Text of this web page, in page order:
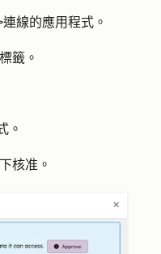
連線的應用程式 。
籤。
。
核准 。